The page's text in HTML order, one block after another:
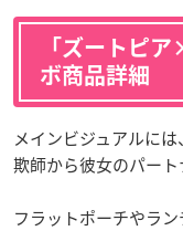
「ズートピ
ボ商品詳細
メインビジュアルに
欺師から彼女のパート
フラットポーチやラ